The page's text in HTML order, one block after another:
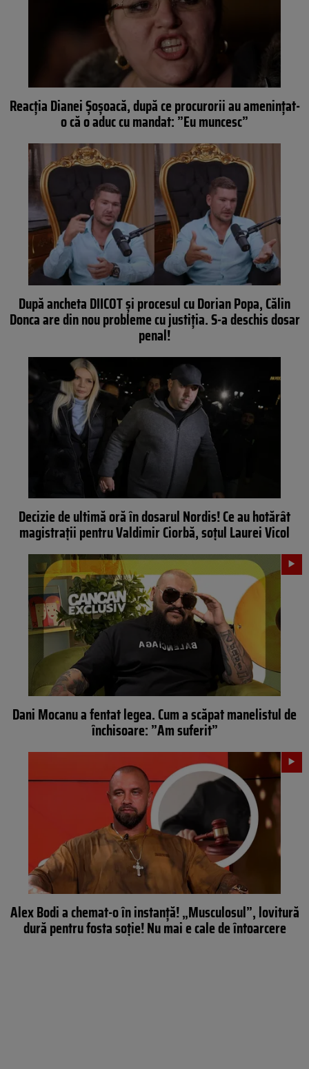
Reacția Dianei Șoșoacă, după ce procurorii au amenințat-
o că o aduc cu mandat: ”Eu muncesc”
După ancheta DIICOT și procesul cu Dorian Popa, Călin
Donca are din nou probleme cu justiția. S-a deschis dosar
penal!
Decizie de ultimă oră în dosarul Nordis! Ce au hotărât
magistrații pentru Valdimir Ciorbă, soțul Laurei Vicol
Dani Mocanu a fentat legea. Cum a scăpat manelistul de
închisoare: ”Am suferit”
Alex Bodi a chemat-o în instanță! „Musculosul”, lovitură
dură pentru fosta soție! Nu mai e cale de întoarcere